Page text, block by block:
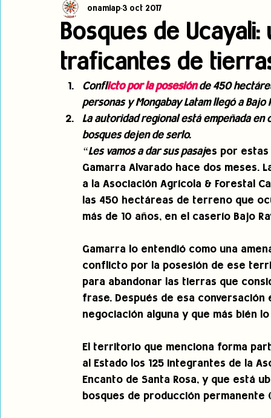
Cambio climático Navegador indígena
Pronunciamientos Observatorio de consulta previa
jóvenes indígenas Incidencias incidencia PNPI
Bosques de
traficantes de
onamiap 3 oct 2017
Conflicto por la posesión de 450
personas y Mongabay Latam llegó a
La autoridad regional está empeñada
bosques dejen de serlo.
“Les vamos a dar sus pasajes por
Gamarra Alvarado hace dos meses.
a la Asociación Agrícola & Forestal
las 450 hectáreas de terreno que
más de 10 años, en el caserío Bajo
Gamarra lo entendió como una
conflicto por la posesión de ese
para abandonar las tierras que
frase. Después de esa
negociación alguna y que más bién
El territorio que menciona forma
al Estado los 125 integrantes de la
Encanto de Santa Rosa, y que está
bosques de producción permanente